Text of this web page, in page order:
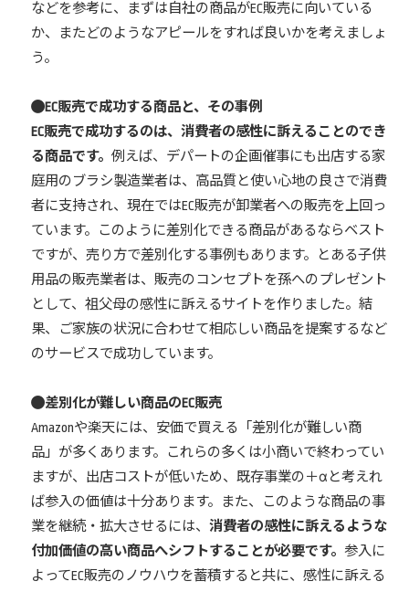
などを参考に、まずは自社の商品がEC販売に向いている
か、またどのようなアピールをすれば良いかを考えましょ
う。
EC販売で成功する商品と、その事例
EC販売で成功するのは、消費者の感性に訴えることのでき
る商品です。 例えば、デパートの企画催事にも出店する家
庭用のブラシ製造業者は、高品質と使い心地の良さで消費
者に支持され、現在ではEC販売が卸業者への販売を上回っ
ています。このように差別化できる商品があるならベスト
ですが、売り方で差別化する事例もあります。とある子供
用品の販売業者は、販売のコンセプトを孫へのプレゼント
として、祖父母の感性に訴えるサイトを作りました。結
果、ご家族の状況に合わせて相応しい商品を提案するなど
のサービスで成功しています。
差別化が難しい商品のEC販売
Amazonや楽天には、安価で買える「差別化が難しい商
品」が多くあります。これらの多くは小商いで終わってい
ますが、出店コストが低いため、既存事業の＋αと考えれ
ば参入の価値は十分あります。また、このような商品の事
業を継続・拡大させるには、 消費者の感性に訴えるような
付加価値の高い商品へシフトすることが必要です。 参入に
よってEC販売のノウハウを蓄積すると共に、感性に訴える